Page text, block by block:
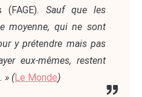
(FAGE). Sauf que les
moyenne, qui ne sont
y prétendre mais pas
eux-mêmes, restent
» (Le Monde)